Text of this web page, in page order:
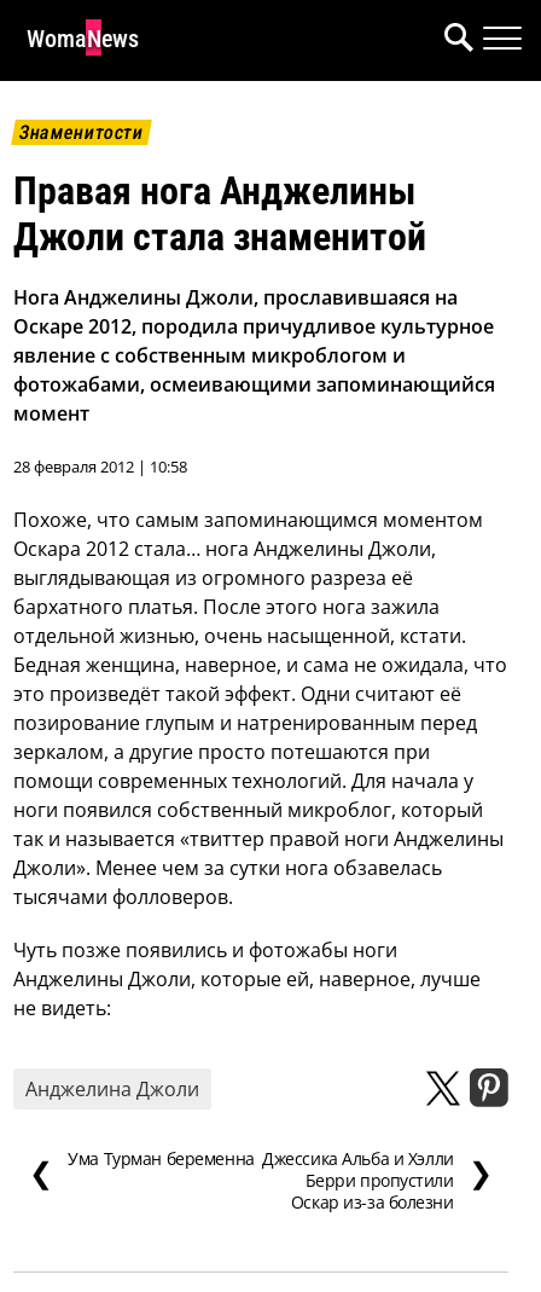
WomaNews
Знаменитости
Правая нога Анджелины
Джоли стала знаменитой
Нога Анджелины Джоли, прославившаяся на
Оскаре 2012, породила причудливое культурное
явление с собственным микроблогом и
фотожабами, осмеивающими запоминающийся
момент
28 февраля 2012 | 10:58
Похоже, что самым запоминающимся моментом
Оскара 2012 стала… нога Анджелины Джоли,
выглядывающая из огромного разреза её
бархатного платья. После этого нога зажила
отдельной жизнью, очень насыщенной, кстати.
Бедная женщина, наверное, и сама не ожидала, что
это произведёт такой эффект. Одни считают её
позирование глупым и натренированным перед
зеркалом, а другие просто потешаются при
помощи современных технологий. Для начала у
ноги появился собственный микроблог, который
так и называется «твиттер правой ноги Анджелины
Джоли». Менее чем за сутки нога обзавелась
тысячами фолловеров.
Чуть позже появились и фотожабы ноги
Анджелины Джоли, которые ей, наверное, лучше
не видеть:
Анджелина Джоли
❮ Ума Турман беременна Джессика Альба и Хэлли
Берри пропустили
Оскар из-за болезни
❯